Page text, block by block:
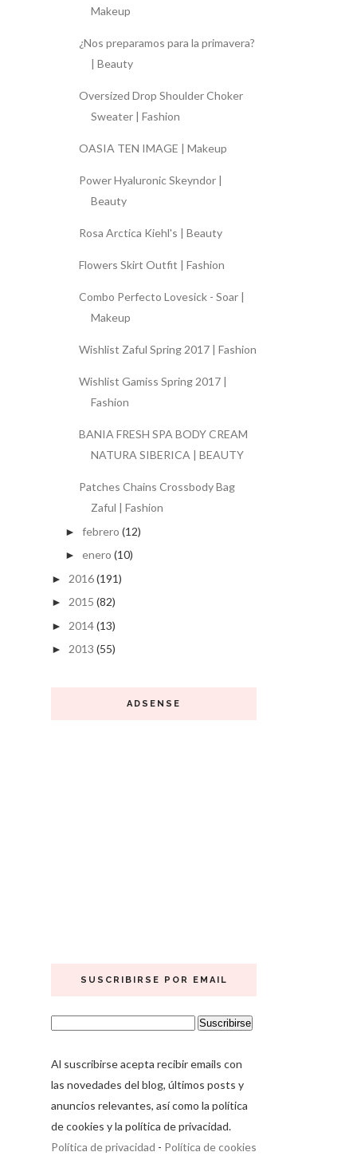
Makeup
¿Nos preparamos para la primavera?
| Beauty
Oversized Drop Shoulder Choker
Sweater | Fashion
OASIA TEN IMAGE | Makeup
Power Hyaluronic Skeyndor |
Beauty
Rosa Arctica Kiehl's | Beauty
Flowers Skirt Outfit | Fashion
Combo Perfecto Lovesick - Soar |
Makeup
Wishlist Zaful Spring 2017 | Fashion
Wishlist Gamiss Spring 2017 |
Fashion
BANIA FRESH SPA BODY CREAM
NATURA SIBERICA | BEAUTY
Patches Chains Crossbody Bag
Zaful | Fashion
► febrero (12)
► enero (10)
► 2016(191)
► 2015 (82)
► 2014(13)
► 2013 (55)
ADSENSE
SUSCRIBIRSE POR EMAIL
Al suscribirse acepta recibir emails con
las novedades del blog, últimos posts y
anuncios relevantes, así como la política
de cookies y la política de privacidad.
Política de privacidad - Política de cookies